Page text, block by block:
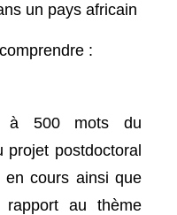
un pays africain
:
à 500 mots du
projet postdoctoral
en cours ainsi que
au thème